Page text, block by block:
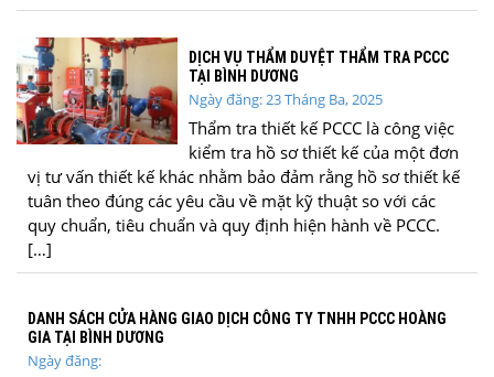
DỊCH VỤ THẨM DUYỆT THẨM TRA PCCC
TẠI BÌNH DƯƠNG
Ngày đăng: 23 Tháng Ba, 2025
Thẩm tra thiết kế PCCC là công việc
kiểm tra hồ sơ thiết kế của một đơn
vị tư vấn thiết kế khác nhằm bảo đảm rằng hồ sơ thiết kế
tuân theo đúng các yêu cầu về mặt kỹ thuật so với các
quy chuẩn, tiêu chuẩn và quy định hiện hành về PCCC.
[…]
DANH SÁCH CỬA HÀNG GIAO DỊCH CÔNG TY TNHH PCCC HOÀNG
GIA TẠI BÌNH DƯƠNG
Ngày đăng: